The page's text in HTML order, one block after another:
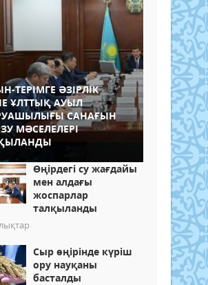
ТЕРІМГЕ ӘЗІРЛІК
ҰЛТТЫҚ АУЫЛ
САНАҒЫН
МӘСЕЛЕЛЕРІ
Өңірдегі су жағдайы
мен алдағы
жоспарлар
талқыланды
Сыр өңірінде күріш
ору науқаны
басталды